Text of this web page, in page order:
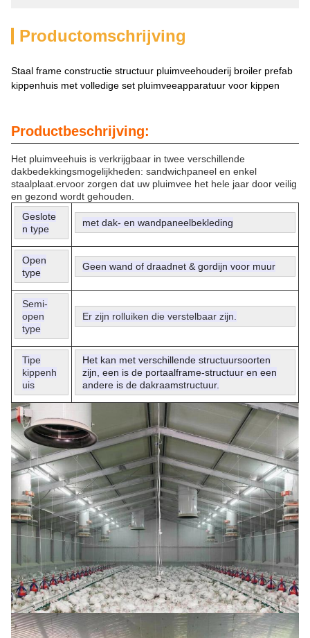
Productomschrijving
Staal frame constructie structuur pluimveehouderij broiler prefab
kippenhuis met volledige set pluimveeapparatuur voor kippen
Productbeschrijving:
Het pluimveehuis is verkrijgbaar in twee verschillende
dakbedekkingsmogelijkheden: sandwichpaneel en enkel
staalplaat.ervoor zorgen dat uw pluimvee het hele jaar door veilig
en gezond wordt gehouden.
Geslote
n type
met dak- en wandpaneelbekleding
Open
type
Geen wand of draadnet & gordijn voor muur
Semi-
open
type
Er zijn rolluiken die verstelbaar zijn.
Tipe
kippenh
uis
Het kan met verschillende structuursoorten
zijn, een is de portaalframe-structuur en een
andere is de dakraamstructuur.